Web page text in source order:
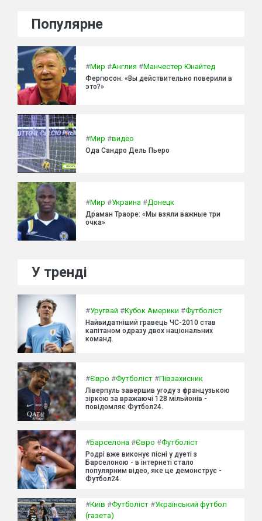
Популярне
#Мир #Англия #Манчестер Юнайтед
Фергюсон: «Вы действительно поверили в
это?»
#Мир #видео
Ода Сандро Дель Пьеро
#Мир #Украина #Донецк
Драман Траоре: «Мы взяли важные три
очка»
У тренді
#Уругвай #Кубок Америки #Футболіст
Найвидатніший гравець ЧС-2010 став
капітаном одразу двох національних
команд.
#Євро #Футболіст #Півзахисник
Ліверпуль завершив угоду з французькою
зіркою за вражаючі 128 мільйонів -
повідомляє Футбол24.
#Барселона #Євро #Футболіст
Родрі вже виконує пісні у дуеті з
Барселоною - в інтернеті стало
популярним відео, яке це демонструє -
Футбол24.
#Київ #Футболіст #Український футбол
(газета)